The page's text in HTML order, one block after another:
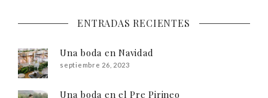
ENTRADAS RECIENTES
Una boda en Navidad
septiembre 26, 2023
Una boda en el Pre Pirineo